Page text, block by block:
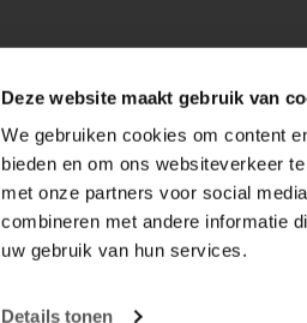
Deze website maakt gebruik van
We gebruiken cookies om content
bieden en om ons websiteverkeer
met onze partners voor social
combineren met andere informatie
uw gebruik van hun services.
Details tonen